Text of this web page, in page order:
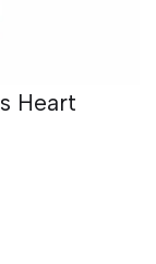
Heart